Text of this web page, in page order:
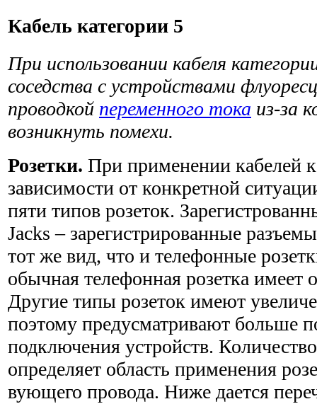
Кабель категории 5
При использовании кабеля
соседства с устройствами
проводкой переменного тока из-за
возникнуть помехи.
Розетки. При применении кабелей
зависимости от конкрет­ной
пяти типов розеток.
Jacks – зарегистрированные
тот же вид, что и телефонные
обычная телефонная розетка имеет
Другие типы розеток имеют
поэтому предусматривают больше
подключения устройств.
определяет область применения
вующего провода. Ниже дается